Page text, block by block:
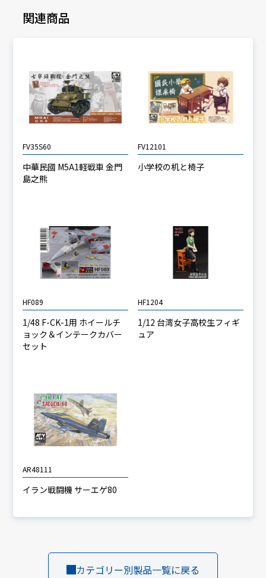
関連商品
FV35S60
中華民國 M5A1軽戦車 金門
島之熊
FV12101
小学校の机と椅子
HF089
1/48 F-CK-1用 ホイールチ
ョック＆インテークカバー
セット
HF1204
1/12 台湾女子高校生フィギ
ュア
AR48111
イラン戦闘機 サーエゲ80
カテゴリー別製品一覧に戻る